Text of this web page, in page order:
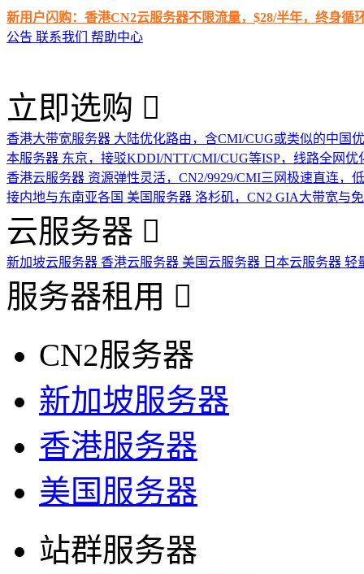
新用户闪购：香港CN2云服务器不限流量，$28/半年，终身循
公告 联系我们 帮助中心
立即选购
香港大带宽服务器 大陆优化路由，含CMI/CUG或类似的中国
本服务器 东京，接驳KDDI/NTT/CMI/CUG等ISP，线路全网优
香港云服务器 资源弹性灵活，CN2/9929/CMI三网极速直连，
接内地与东南亚各国 美国服务器 洛杉矶，CN2 GIA大带宽与
云服务器
新加坡云服务器 香港云服务器 美国云服务器 日本云服务器 轻
服务器租用
CN2服务器
新加坡服务器
香港服务器
美国服务器
站群服务器